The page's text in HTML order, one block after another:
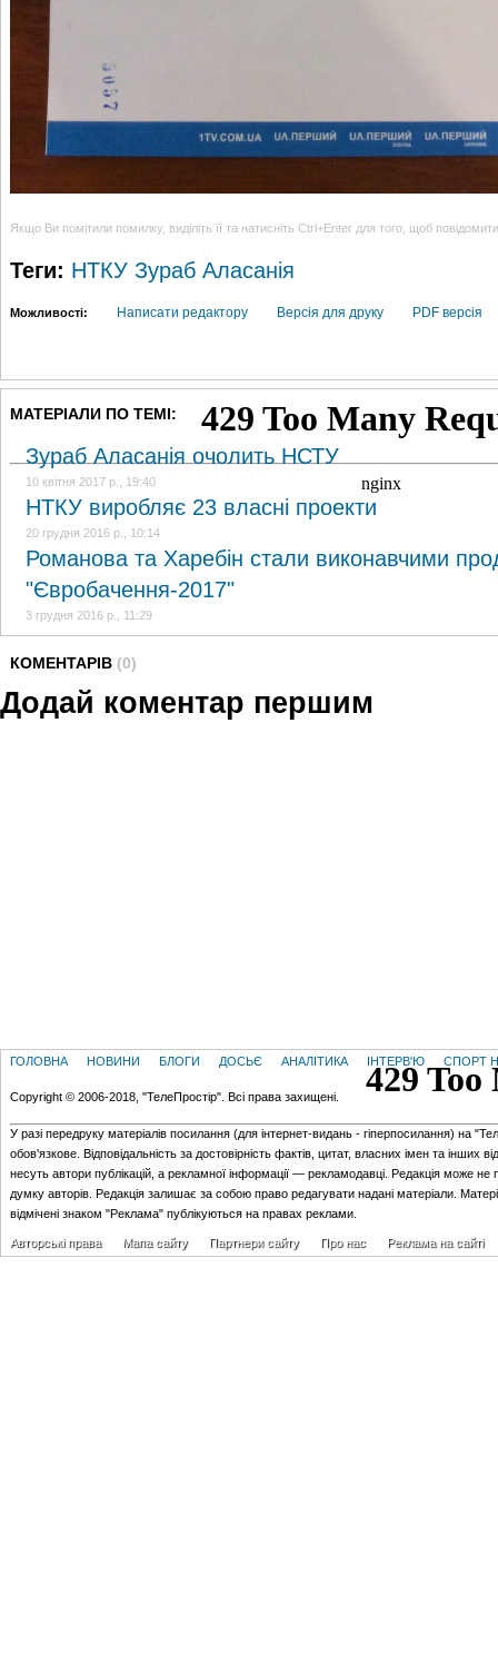
Якщо Ви помітили помилку, виділіть її та натисніть Ctrl+Enter для того, щоб
Теги: НТКУ Зураб Аласанія
Можливості: Написати редактору Версія для друку PDF версія
МАТЕРІАЛИ ПО ТЕМІ:
Зураб Аласанія очолить НСТУ
10 квітня 2017 р., 19:40
НТКУ виробляє 23 власні проекти
20 грудня 2016 р., 10:14
Романова та Харебін стали виконавчими
"Євробачення-2017"
3 грудня 2016 р., 11:29
КОМЕНТАРІВ (0)
Додай коментар першим
ГОЛОВНА НОВИНИ БЛОГИ ДОСЬЄ АНАЛІТИКА ІНТЕРВ'Ю СПОРТ
Copyright © 2006-2018, "ТелеПростір". Всі права захищені.
У разі передруку матеріалів посилання (для iнтернет-видань - гiперпосилання) на
обов'язкове. Відповідальність за достовірність фактів, цитат, власних імен та інших
несуть автори публікацій, а рекламної інформації — рекламодавці. Редакція може не
думку авторів. Редакція залишає за собою право редагувати надані матеріали.
відмічені знаком "Реклама" публікуються на правах реклами.
Авторські права Мапа сайту Партнери сайту Про нас Реклама на сайті